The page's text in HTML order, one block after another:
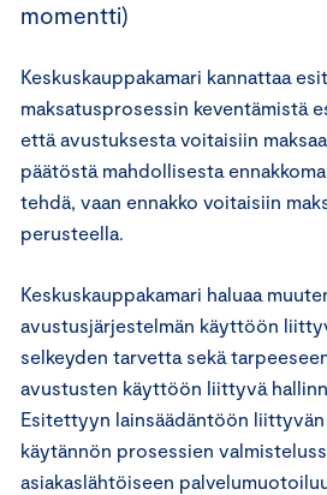
momentti)
Keskuskauppakamari kannattaa
maksatusprosessin keventämistä
että avustuksesta voitaisiin
päätöstä mahdollisesta
tehdä, vaan ennakko voitaisiin
perusteella.
Keskuskauppakamari haluaa
avustusjärjestelmän käyttöön
selkeyden tarvetta sekä
avustusten käyttöön liittyvä
Esitettyyn lainsäädäntöön
käytännön prosessien
asiakaslähtöiseen